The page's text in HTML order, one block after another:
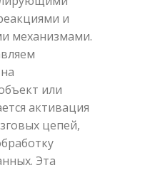
и
механизмами.
или
активация
цепей,
Эта